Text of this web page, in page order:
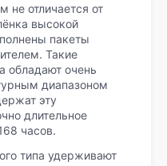
не отличается от
высокой
пакеты
Такие
обладают очень
диапазоном
эту
длительное
часов.
типа удерживают